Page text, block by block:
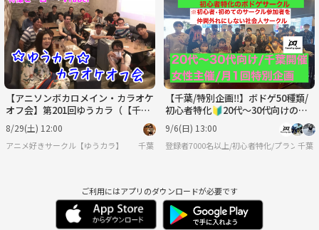
【アニソンボカロメイン・カラオケ
オフ会】第201回ゆうカラ（【千葉
県】行徳開催）
8/29(土) 12:00
アニメ好きサークル【ゆうカラ】 千葉
【千葉/特別企画‼️】ボドゲ50種類/
初心者特化🔰20代〜30代向けのボ
ードゲーム会
9/6(日) 13:00
登録者7000名以上/初心者特化/プランニン
千葉
ご利用にはアプリのダウンロードが必要です